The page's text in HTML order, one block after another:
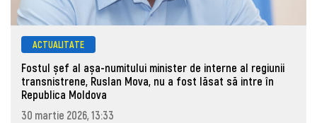
ACTUALITATE
Fostul șef al așa-numitului minister de interne al regiunii
transnistrene, Ruslan Mova, nu a fost lăsat să intre în
Republica Moldova
30 martie 2026, 13:33